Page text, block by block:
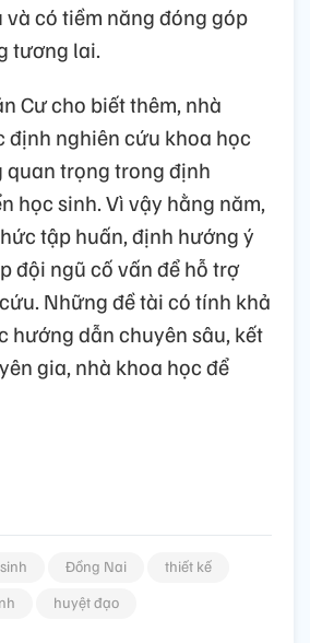
có tiềm năng đóng góp
tương lai.
Cư cho biết thêm, nhà
định nghiên cứu khoa học
quan trọng trong định
học sinh. Vì vậy hằng năm,
tập huấn, định hướng ý
đội ngũ cố vấn để hỗ trợ
Những đề tài có tính khả
hướng dẫn chuyên sâu, kết
gia, nhà khoa học để
Đồng Nai
thiết kế
huyệt đạo